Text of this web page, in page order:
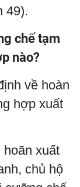
49).
chế tạm
nào?
về hoàn
hợp xuất
xuất
chủ hộ